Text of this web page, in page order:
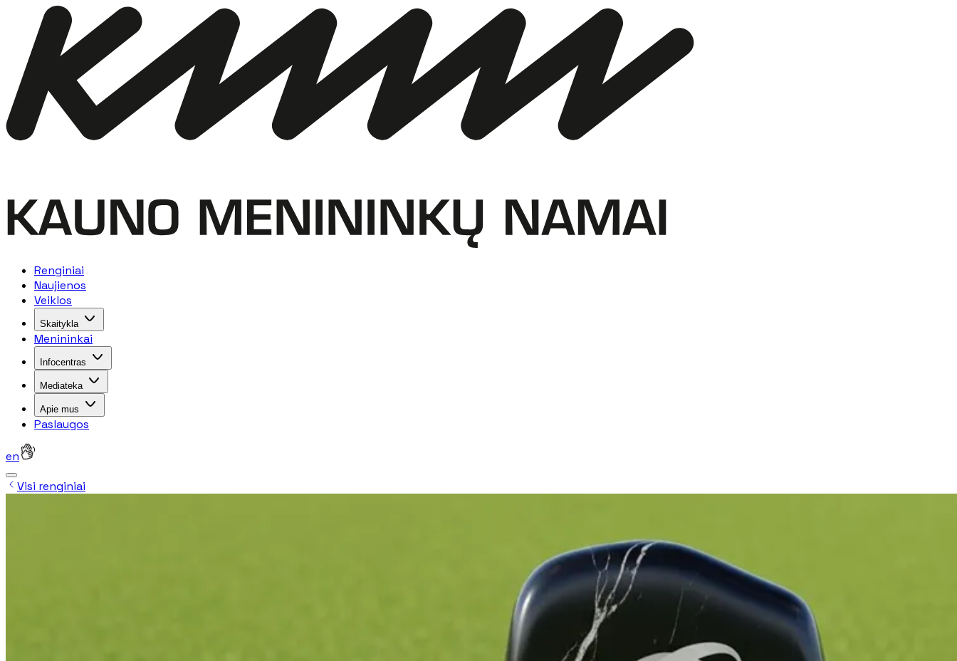
Renginiai
Naujienos
Veiklos
Skaitykla
Menininkai
Infocentras
Mediateka
Apie mus
Paslaugos
en
Visi renginiai